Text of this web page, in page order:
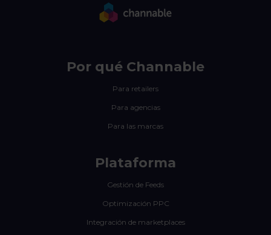
Por qué Channable
Para retailers
Para agencias
Para las marcas
Plataforma
Gestión de Feeds
Optimización PPC
Integración de marketplaces